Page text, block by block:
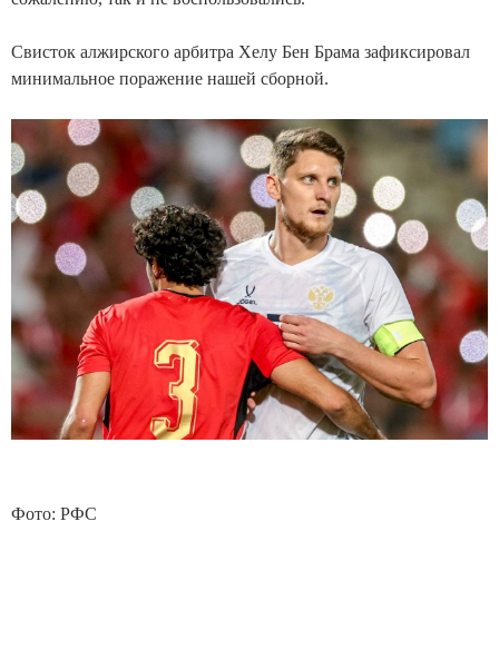
Свисток алжирского арбитра Хелу Бен Брама зафиксировал
минимальное поражение нашей сборной.
Фото: РФС